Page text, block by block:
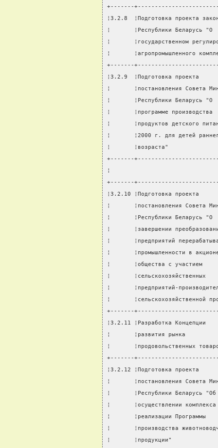
+-------
¦3.2.8  ¦Подготовка проекта
¦       ¦Республики
¦       ¦государственном
¦
+-------
¦3.2.9  ¦Подготовка проекта
¦       ¦постановления Совета
¦       ¦Республики
¦       ¦программе
¦       ¦продуктов
¦       ¦2000 г. для
¦       ¦возраста"
+-------
¦                                 II
+-------
¦3.2.10 ¦Подготовка
¦       ¦постановления Совета
¦       ¦Республики
¦       ¦завершении
¦       ¦предприятий
¦       ¦промышленности в
¦       ¦общества с
¦
¦       ¦предприятий-
¦
+-------
¦3.2.11 ¦Разработка
¦       ¦развития рынка
¦
+-------
¦3.2.12 ¦Подготовка проекта
¦       ¦постановления Совета
¦       ¦Республики Беларусь
¦       ¦осуществлении
¦       ¦реализации Программы
¦       ¦производства
¦       ¦продукции"